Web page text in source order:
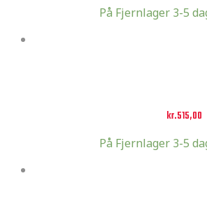
På Fjernlager 3-5
kr.515,00
På Fjernlager 3-5